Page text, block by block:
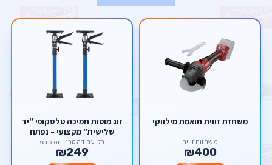
משחזת זווית תואמת מילווקי
משחזות זווית
₪400
זוג מוטות תמיכה טלסקופי "יד
שלישית" מקצועי – נפתח
מ-1.15 עד 2.90 מטר מבית
סקורפיון
כלי עבודה טכני scrpion
₪249